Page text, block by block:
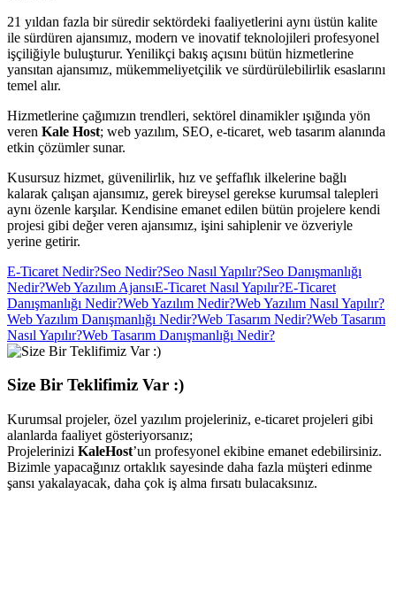
21 yıldan fazla bir süredir sektördeki faaliyetlerini aynı üstün kalite
ile sürdüren ajansımız, modern ve inovatif teknolojileri profesyonel
işçiliğiyle buluşturur. Yenilikçi bakış açısını bütün hizmetlerine
yansıtan ajansımız, mükemmeliyetçilik ve sürdürülebilirlik esaslarını
temel alır.
Hizmetlerine çağımızın trendleri, sektörel dinamikler ışığında yön
veren Kale Host; web yazılım, SEO, e-ticaret, web tasarım alanında
etkin çözümler sunar.
Kusursuz hizmet, güvenilirlik, hız ve şeffaflık ilkelerine bağlı
kalarak çalışan ajansımız, gerek bireysel gerekse kurumsal talepleri
aynı özenle karşılar. Kendisine emanet edilen bütün projelere kendi
projesi gibi değer veren ajansımız, işini sahiplenir ve özveriyle
yerine getirir.
E-Ticaret Nedir?Seo Nedir?Seo Nasıl Yapılır?Seo Danışmanlığı
Nedir?Web Yazılım AjansıE-Ticaret Nasıl Yapılır?E-Ticaret
Danışmanlığı Nedir?Web Yazılım Nedir?Web Yazılım Nasıl Yapılır?
Web Yazılım Danışmanlığı Nedir?Web Tasarım Nedir?Web Tasarım
Nasıl Yapılır?Web Tasarım Danışmanlığı Nedir?
Size Bir Teklifimiz Var :)
Kurumsal projeler, özel yazılım projeleriniz, e-ticaret projeleri gibi
alanlarda faaliyet gösteriyorsanız;
Projelerinizi KaleHost’un profesyonel ekibine emanet edebilirsiniz.
Bizimle yapacağınız ortaklık sayesinde daha fazla müşteri edinme
şansı yakalayacak, daha çok iş alma fırsatı bulacaksınız.